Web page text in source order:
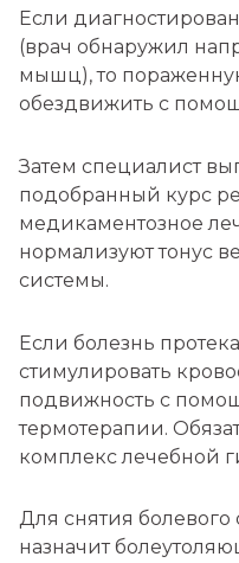
Если
(врач обнаружил
мышц), то
обездвижить с
Затем специалист
подобранный курс
медикаментозное
нормализуют тонус
системы.
Если болезнь
стимулировать
подвижность с
термотерапии.
комплекс лечебной
Для снятия
назначит